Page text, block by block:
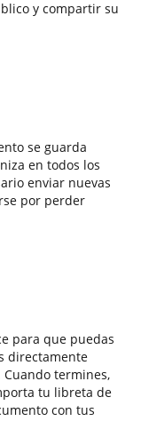
y compartir su
se guarda
en todos los
enviar nuevas
por perder
para que puedas
directamente
Cuando termines,
tu libreta de
con tus